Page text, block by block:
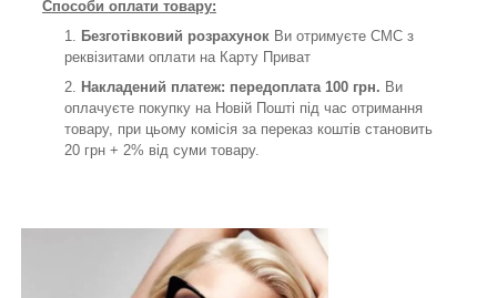
Способи оплати товару:
Безготівковий розрахунок Ви отримуєте СМС з
реквізитами оплати на Карту Приват
Накладений платеж: передоплата 100 грн. Ви
оплачуєте покупку на Новій Пошті під час отримання
товару, при цьому комісія за переказ коштів становить
20 грн + 2% від суми товару.